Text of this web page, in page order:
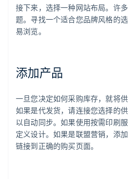
接下来，选择一种网站布局。许
题。寻找一个适合您品牌风格的
易浏览。
添加产品
一旦您决定如何采购库存，就将
如果是代发货，请连接您选择的
以自动同步。如果使用按需印刷
定义设计。如果是联盟营销，添
链接到正确的购买页面。